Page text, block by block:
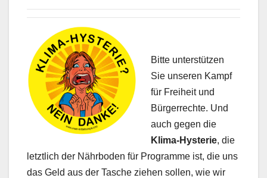
Bitte unterstützen
Sie unseren Kampf
für Freiheit und
Bürgerrechte. Und
auch gegen die
Klima-Hysterie, die
letztlich der Nährboden für Programme ist, die uns
das Geld aus der Tasche ziehen sollen, wie wir